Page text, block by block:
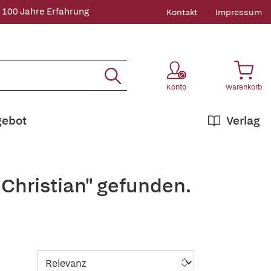
100 Jahre Erfahrung Kontakt Impressum
Konto Warenkorb
Verlag
gefunden.